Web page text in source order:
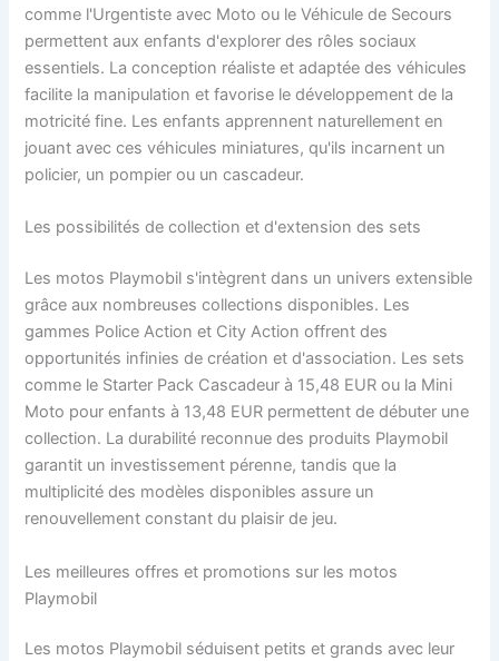
comme l'Urgentiste avec Moto ou le Véhicule de Secours
permettent aux enfants d'explorer des rôles sociaux
essentiels. La conception réaliste et adaptée des véhicules
facilite la manipulation et favorise le développement de la
motricité fine. Les enfants apprennent naturellement en
jouant avec ces véhicules miniatures, qu'ils incarnent un
policier, un pompier ou un cascadeur.
Les possibilités de collection et d'extension des sets
Les motos Playmobil s'intègrent dans un univers extensible
grâce aux nombreuses collections disponibles. Les
gammes Police Action et City Action offrent des
opportunités infinies de création et d'association. Les sets
comme le Starter Pack Cascadeur à 15,48 EUR ou la Mini
Moto pour enfants à 13,48 EUR permettent de débuter une
collection. La durabilité reconnue des produits Playmobil
garantit un investissement pérenne, tandis que la
multiplicité des modèles disponibles assure un
renouvellement constant du plaisir de jeu.
Les meilleures offres et promotions sur les motos
Playmobil
Les motos Playmobil séduisent petits et grands avec leur